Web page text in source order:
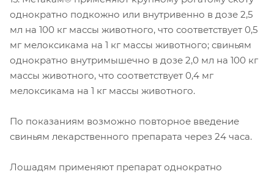
однократно подкожно или внутривенно в дозе 2,5
мл на 100 кг массы животного, что соответствует 0,5
мг мелоксикама на 1 кг массы животного; свиньям
однократно внутримышечно в дозе 2,0 мл на 100 кг
массы животного, что соответствует 0,4 мг
мелоксикама на 1 кг массы животного.
По показаниям возможно повторное введение
свиньям лекарственного препарата через 24 часа.
Лошадям применяют препарат однократно